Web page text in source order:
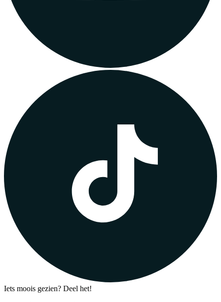
Iets moois gezien? Deel het!